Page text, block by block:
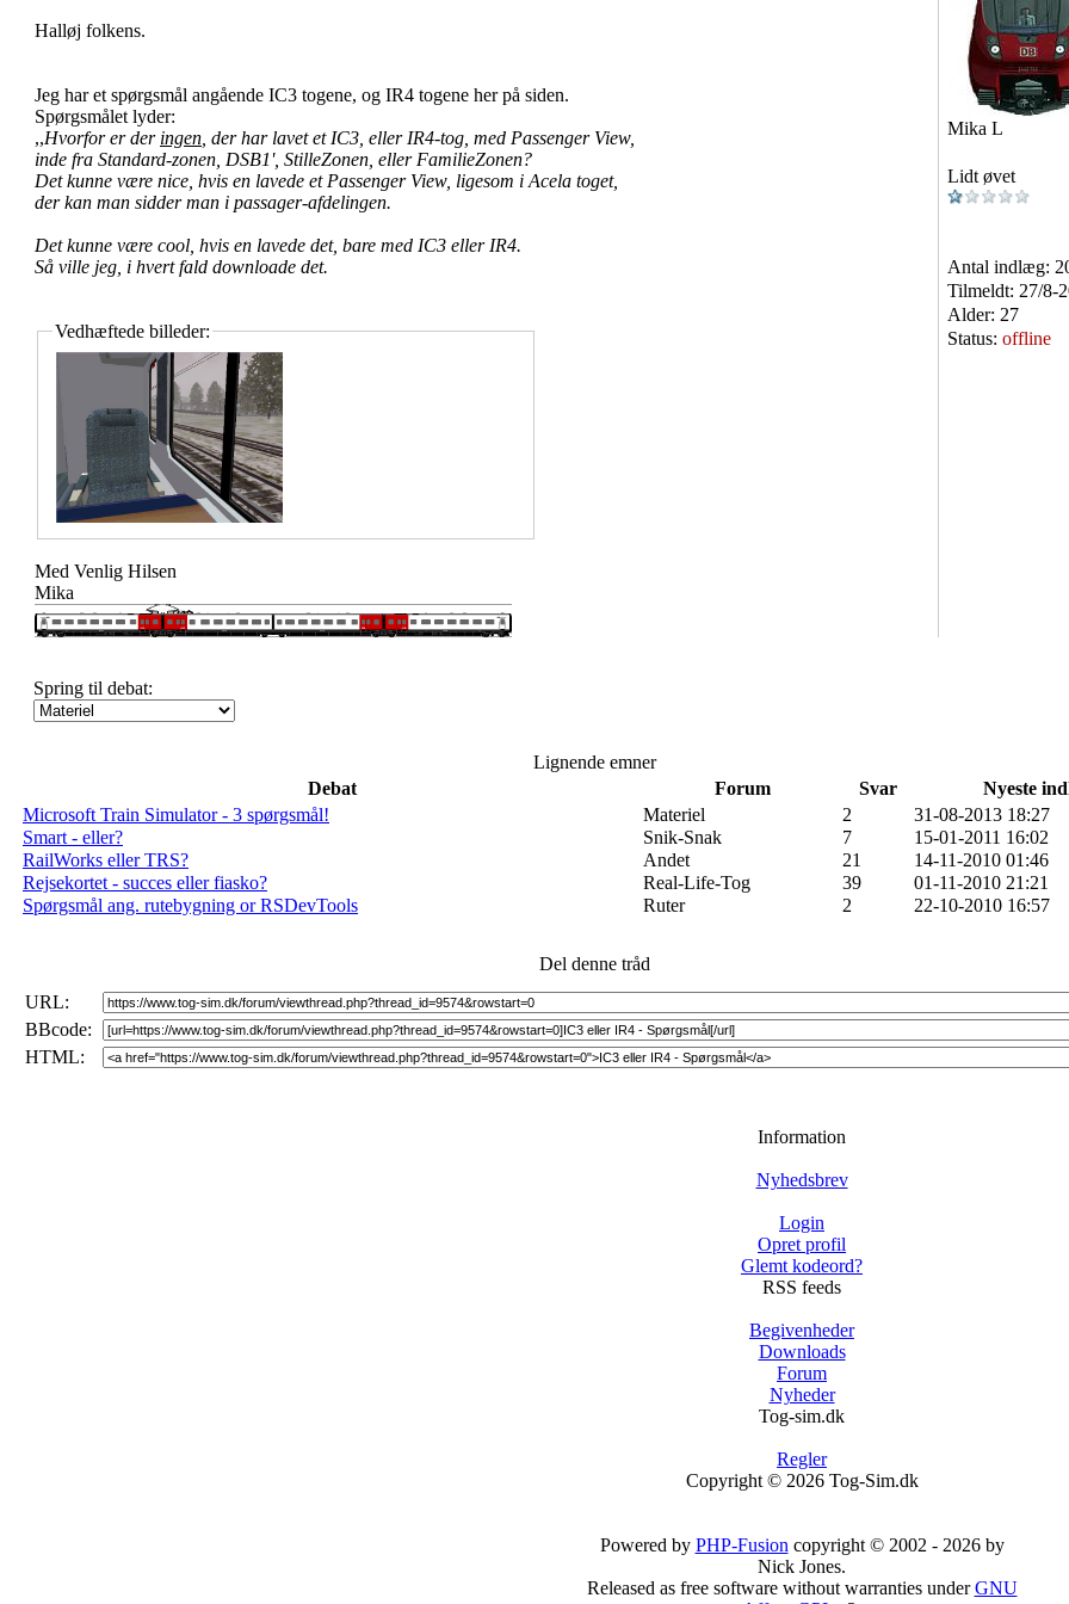
Halløj folkens.
Jeg har et spørgsmål angående IC3 togene, og IR4 togene her på siden.
Spørgsmålet lyder:
,,Hvorfor er der ingen , der har lavet et IC3, eller IR4-tog, med Passenger View,
inde fra Standard-zonen, DSB1', StilleZonen, eller FamilieZonen?
Det kunne være nice, hvis en lavede et Passenger View, ligesom i Acela toget,
der kan man sidder man i passager-afdelingen.
Det kunne være cool, hvis en lavede det, bare med IC3 eller IR4.
Så ville jeg, i hvert fald downloade det.
Vedhæftede billeder:
Mika L
Lidt øvet
Antal indlæg:
Tilmeldt: 27/8-
Alder: 27
Status: offline
Med Venlig Hilsen
Mika
Spring til debat:
Lignende emner
Debat
Forum Svar
Nyeste
Microsoft Train Simulator - 3 spørgsmål!
Materiel 2
31-08-2013 18:27
Smart - eller?
Snik-Snak 7
15-01-2011 16:02
RailWorks eller TRS?
Andet 21
14-11-2010 01:46
Rejsekortet - succes eller fiasko?
Real-Life-Tog 39
01-11-2010 21:21
Spørgsmål ang. rutebygning or RSDevTools
Ruter 2 22-10-2010 16:57
Del denne tråd
URL:
BBcode:
HTML:
Information
Nyhedsbrev
Login
Opret profil
Glemt kodeord?
RSS feeds
Begivenheder
Downloads
Forum
Nyheder
Tog-sim.dk
Regler
Copyright © 2026 Tog-Sim.dk
Powered by PHP-Fusion copyright © 2002 - 2026 by
Nick Jones.
Released as free software without warranties underGNU